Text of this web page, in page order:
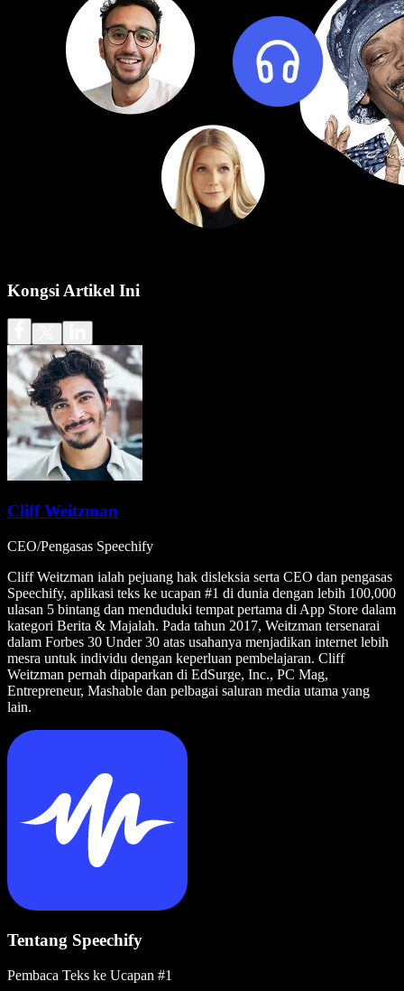
Kongsi Artikel Ini
Cliff Weitzman
CEO/Pengasas Speechify
Cliff Weitzman ialah pejuang hak disleksia serta CEO dan pengasas
Speechify, aplikasi teks ke ucapan #1 di dunia dengan lebih 100,000
ulasan 5 bintang dan menduduki tempat pertama di App Store dalam
kategori Berita & Majalah. Pada tahun 2017, Weitzman tersenarai
dalam Forbes 30 Under 30 atas usahanya menjadikan internet lebih
mesra untuk individu dengan keperluan pembelajaran. Cliff
Weitzman pernah dipaparkan di EdSurge, Inc., PC Mag,
Entrepreneur, Mashable dan pelbagai saluran media utama yang
lain.
Tentang Speechify
Pembaca Teks ke Ucapan #1